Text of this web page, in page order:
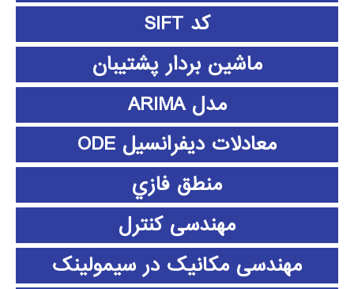
کد SIFT
ماشین بردار پشتیبان
مدل ARIMA
معادلات دیفرانسیل ODE
منطق فازي
مهندسی کنترل
مهندسی مکانیک در سیمولینک